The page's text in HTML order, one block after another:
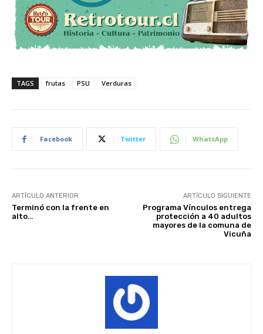
TAGS frutas PSU Verduras
Facebook Twitter WhatsApp
ARTÍCULO ANTERIOR
Terminó con la frente en
alto…
ARTÍCULO SIGUIENTE
Programa Vínculos entrega
protección a 40 adultos
mayores de la comuna de
Vicuña